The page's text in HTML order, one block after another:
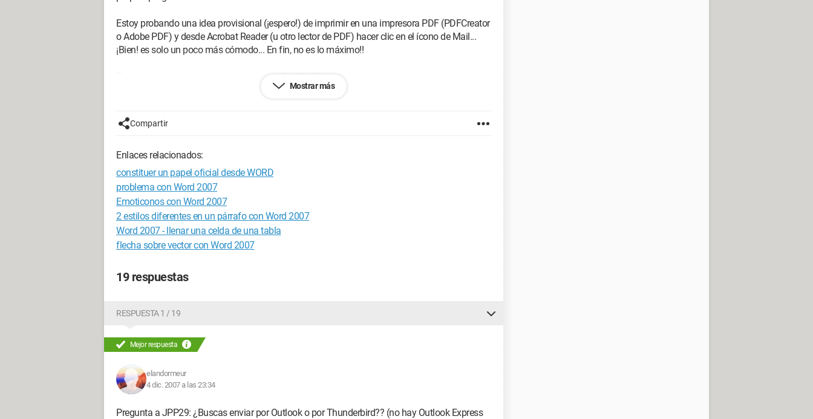
Estoy probando una idea provisional (¡espero!) de imprimir en una impresora PDF (PDFCreator
o Adobe PDF) y desde Acrobat Reader (u otro lector de PDF) hacer clic en el ícono de Mail...
¡Bien! es solo un poco más cómodo... En fin, no es lo máximo!!
Pero me gustaría saber si alguien conoce la solución....
Mostrar más
Compartir
Enlaces relacionados:
constituer un papel oficial desde WORD
problema con Word 2007
Emoticonos con Word 2007
2 estilos diferentes en un párrafo con Word 2007
Word 2007 - llenar una celda de una tabla
flecha sobre vector con Word 2007
19 respuestas
RESPUESTA 1 / 19
Mejor respuesta
elandormeur
4 dic. 2007 a las 23:34
Pregunta a JPP29: ¿Buscas enviar por Outlook o por Thunderbird?? (no hay Outlook Express